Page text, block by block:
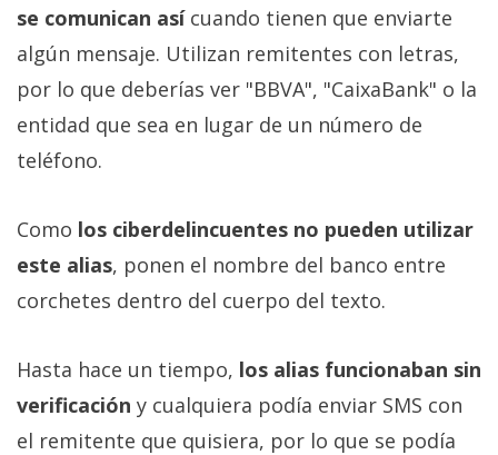
se comunican asícuando tienen que enviarte
algún mensaje. Utilizan remitentes con letras,
por lo que deberías ver "BBVA", "CaixaBank" o la
entidad que sea en lugar de un número de
teléfono.
Como los ciberdelincuentes no pueden utilizar
este alias, ponen el nombre del banco entre
corchetes dentro del cuerpo del texto.
Hasta hace un tiempo, los alias funcionaban sin
verificación y cualquiera podía enviar SMS con
el remitente que quisiera, por lo que se podía